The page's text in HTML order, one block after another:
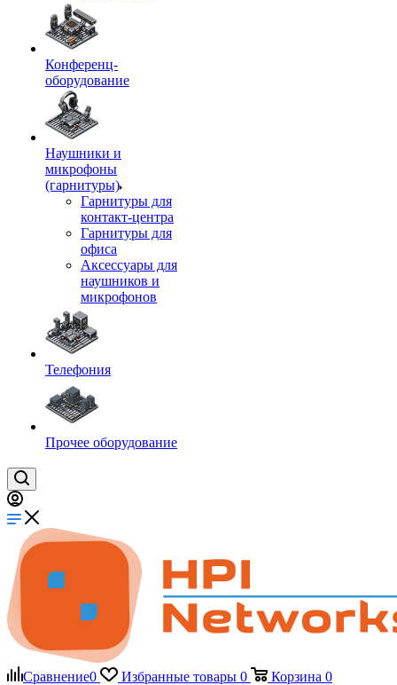
Конференц-
оборудование
Наушники и
микрофоны
(гарнитуры)
Гарнитуры для
контакт-центра
Гарнитуры для
офиса
Аксессуары для
наушников и
микрофонов
Телефония
Прочее оборудование
Сравнение0 Избранные товары 0 Корзина 0